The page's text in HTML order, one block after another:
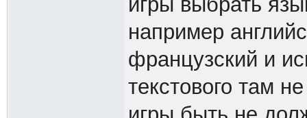
например
французский и
текстового там